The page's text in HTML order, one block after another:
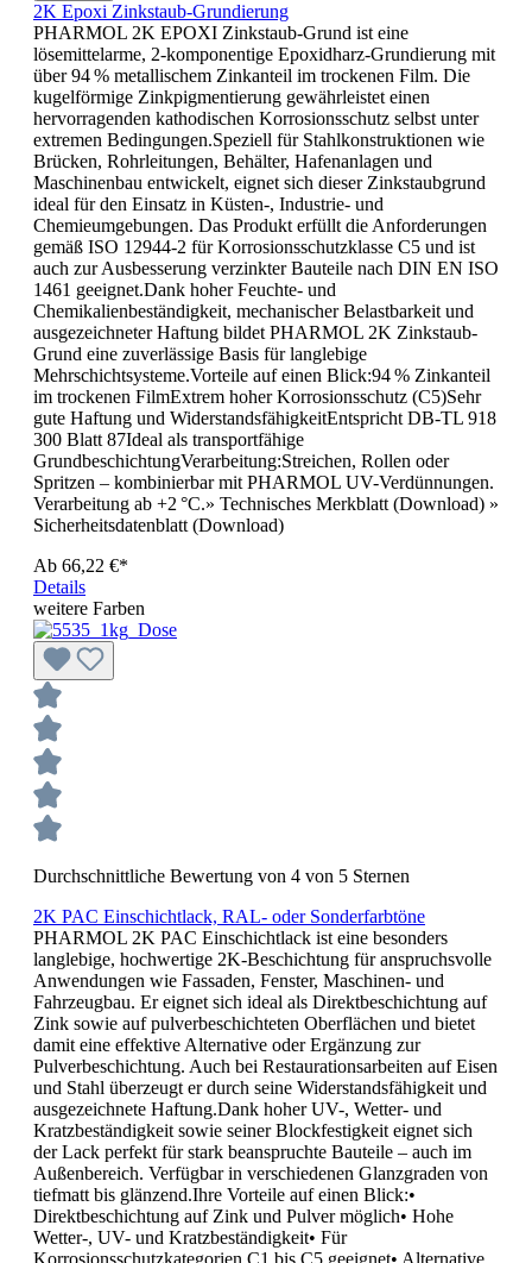
2K Epoxi Zinkstaub-Grundierung
PHARMOL 2K EPOXI Zinkstaub-Grund ist eine
lösemittelarme, 2-komponentige Epoxidharz-Grundierung mit
über 94 % metallischem Zinkanteil im trockenen Film. Die
kugelförmige Zinkpigmentierung gewährleistet einen
hervorragenden kathodischen Korrosionsschutz selbst unter
extremen Bedingungen.Speziell für Stahlkonstruktionen wie
Brücken, Rohrleitungen, Behälter, Hafenanlagen und
Maschinenbau entwickelt, eignet sich dieser Zinkstaubgrund
ideal für den Einsatz in Küsten-, Industrie- und
Chemieumgebungen. Das Produkt erfüllt die Anforderungen
gemäß ISO 12944-2 für Korrosionsschutzklasse C5 und ist
auch zur Ausbesserung verzinkter Bauteile nach DIN EN ISO
1461 geeignet.Dank hoher Feuchte- und
Chemikalienbeständigkeit, mechanischer Belastbarkeit und
ausgezeichneter Haftung bildet PHARMOL 2K Zinkstaub-
Grund eine zuverlässige Basis für langlebige
Mehrschichtsysteme.Vorteile auf einen Blick:94 % Zinkanteil
im trockenen FilmExtrem hoher Korrosionsschutz (C5)Sehr
gute Haftung und WiderstandsfähigkeitEntspricht DB-TL 918
300 Blatt 87Ideal als transportfähige
GrundbeschichtungVerarbeitung:Streichen, Rollen oder
Spritzen – kombinierbar mit PHARMOL UV-Verdünnungen.
Verarbeitung ab +2 °C.» Technisches Merkblatt (Download) »
Sicherheitsdatenblatt (Download)
Ab 66,22 €*
Details
weitere Farben
Durchschnittliche Bewertung von 4 von 5 Sternen
2K PAC Einschichtlack, RAL- oder Sonderfarbtöne
PHARMOL 2K PAC Einschichtlack ist eine besonders
langlebige, hochwertige 2K-Beschichtung für anspruchsvolle
Anwendungen wie Fassaden, Fenster, Maschinen- und
Fahrzeugbau. Er eignet sich ideal als Direktbeschichtung auf
Zink sowie auf pulverbeschichteten Oberflächen und bietet
damit eine effektive Alternative oder Ergänzung zur
Pulverbeschichtung. Auch bei Restaurationsarbeiten auf Eisen
und Stahl überzeugt er durch seine Widerstandsfähigkeit und
ausgezeichnete Haftung.Dank hoher UV-, Wetter- und
Kratzbeständigkeit sowie seiner Blockfestigkeit eignet sich
der Lack perfekt für stark beanspruchte Bauteile – auch im
Außenbereich. Verfügbar in verschiedenen Glanzgraden von
tiefmatt bis glänzend.Ihre Vorteile auf einen Blick:•
Direktbeschichtung auf Zink und Pulver möglich• Hohe
Wetter-, UV- und Kratzbeständigkeit• Für